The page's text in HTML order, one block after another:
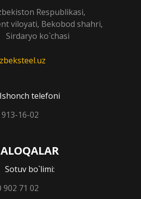
Respublikasi,
viloyati, Bekobod shahri,
Sirdaryo ko`chasi
Ishonch telefoni
16-02
ALOQALAR
Sotuv bo`limi:
902 71 02